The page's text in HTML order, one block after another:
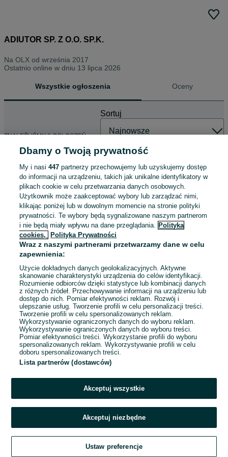
ADIUTOR SP. Z O.O. SP.K.
Na OLX od września 2017
Ostatnio online w dniu 13 lipca 2026
Wszystkie ogłoszenia Oceny
ZNALEŹLIŚMY 0 OGŁOSZEŃ
Sortuj
Zadzwoń / SMS
Dbamy o Twoją prywatność
My i nasi447 partnerzy przechowujemy lub uzyskujemy dostęp
do informacji na urządzeniu, takich jak unikalne identyfikatory w
plikach cookie w celu przetwarzania danych osobowych.
Użytkownik może zaakceptować wybory lub zarządzać nimi,
klikając poniżej lub w dowolnym momencie na stronie polityki
prywatności. Te wybory będą sygnalizowane naszym partnerom
i nie będą miały wpływu na dane przeglądania. Polityka
cookies,
Polityka Prywatności
Wraz z naszymi partnerami przetwarzamy dane w celu
zapewnienia:
Użycie dokładnych danych geolokalizacyjnych. Aktywne
skanowanie charakterystyki urządzenia do celów identyfikacji.
Rozumienie odbiorców dzięki statystyce lub kombinacji danych
z różnych źródeł. Przechowywanie informacji na urządzeniu lub
dostęp do nich. Pomiar efektywności reklam. Rozwój i
ulepszanie usług. Tworzenie profili w celu personalizacji treści.
Tworzenie profili w celu spersonalizowanych reklam.
Wykorzystywanie ograniczonych danych do wyboru reklam.
Wykorzystywanie ograniczonych danych do wyboru treści.
Pomiar efektywności treści. Wykorzystanie profili do wyboru
spersonalizowanych reklam. Wykorzystywanie profili w celu
doboru spersonalizowanych treści.
Lista partnerów (dostawców)
Akceptuj wszystkie
Akceptuj niezbędne
Ustaw preferencje